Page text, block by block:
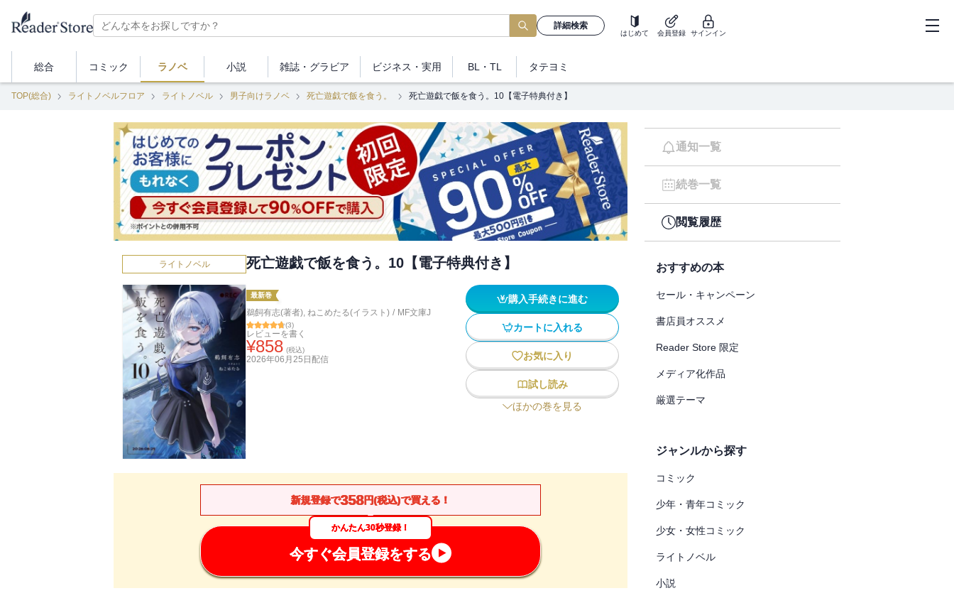
詳細検索
はじめて 会員登録 サインイン
総合 コミック ラノベ 小説 雑誌・ グラビア ビジネス ・実用 BL・TL タテヨミ
TOP(総合) ライトノベルフロア ライトノベル 男子向けラノベ 死亡遊戯で飯を食う。 死亡遊戯で飯を食う。10【電子特典付き】
ライトノベル 死亡遊戯で飯を食う。10【電子特典付き】
最新巻
鵜飼有志(著者), ねこめたる(イラスト) / MF文庫J
(3)
レビューを書く
¥858 (税込)
2026年06月25日 配信
購入手続きに進む
カートに入れる
お気に入り
試し読み
ほかの巻を見る
新規登録で358円(税込)で買える！
かんたん30秒登録！
今すぐ会員登録をする
通知一覧
続巻一覧
閲覧履歴
おすすめの本
セール・キャンペーン
書店員オススメ
Reader Store 限定
メディア化作品
厳選テーマ
ジャンルから探す
コミック
少年・青年コミック
少女・女性コミック
ライトノベル
小説